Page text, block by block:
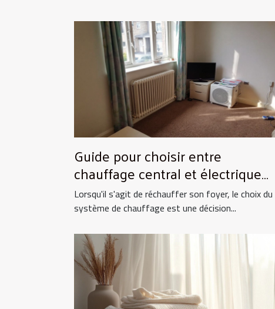
Guide pour choisir entre
chauffage central et électrique
pour la maison
Lorsqu'il s'agit de réchauffer son foyer, le choix du
système de chauffage est une décision...